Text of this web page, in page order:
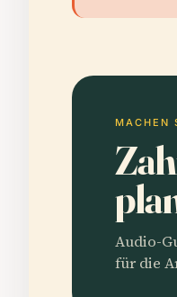
MACHEN
Audio-
für die